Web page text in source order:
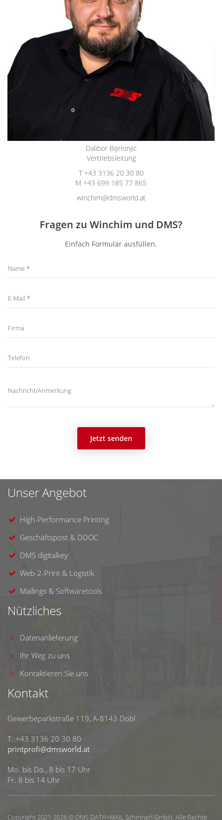
Dalibor Bijelonjic
Vertriebsleitung
T +43 3136 20 30 80
M +43 699 185 77 865
winchim@dmsworld.at
Fragen zu Winchim und DMS?
Einfach Formular ausfüllen.
Jetzt senden
Unser Angebot
High-Performance Printing
Geschäftspost & DDOC
DMS digitalkey
Web-2-Print & Logistik
Mailings & Softwaretools
Nützliches
Datenanlieferung
Ihr Weg zu uns
Kontaktieren Sie uns
Kontakt
Gewerbeparkstraße 119, A-8143 Dobl
T: +43 3136 20 30 80
printprofi@dmsworld.at
Mo. bis Do., 8 bis 17 Uhr
Fr. 8 bis 14 Uhr
Copyright 2021-2026 © DMS DATA+MAIL Schinnerl GmbH. Alle Rechte